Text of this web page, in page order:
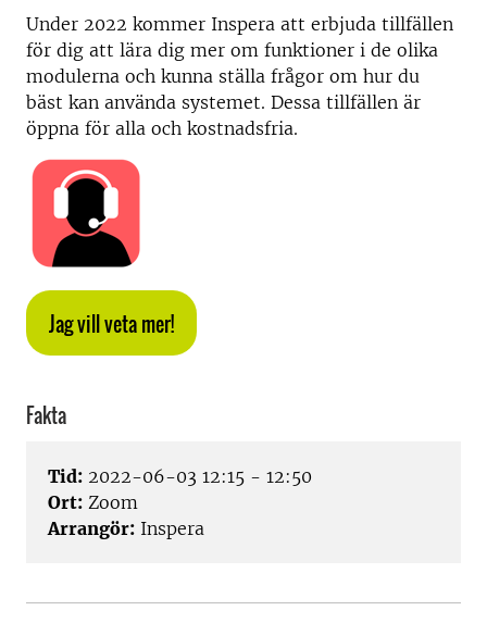
Under 2022 kommer Inspera att erbjuda tillfällen
för dig att lära dig mer om funktioner i de olika
modulerna och kunna ställa frågor om hur du
bäst kan använda systemet. Dessa tillfällen är
öppna för alla och kostnadsfria.
Jag vill veta mer!
Fakta
Tid: 2022-06-03 12:15 - 12:50
Ort: Zoom
Arrangör: Inspera